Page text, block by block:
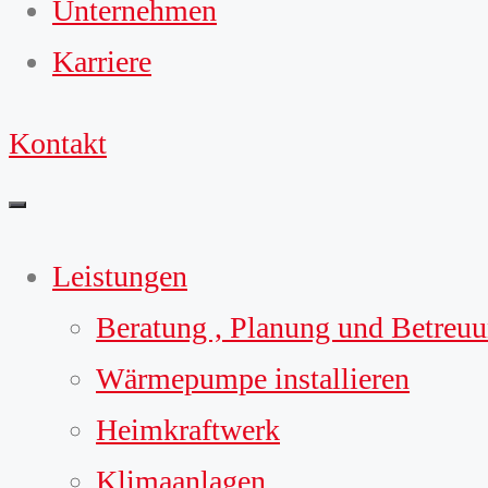
Unternehmen
Karriere
Kontakt
Leistungen
Beratung , Planung und
Wärmepumpe installieren
Heimkraftwerk
Klimaanlagen